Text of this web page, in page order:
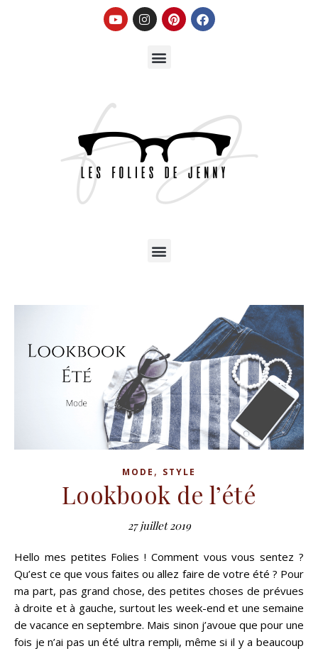
MODE , STYLE
Lookbook de l’été
27 juillet 2019
Hello mes petites Folies ! Comment vous vous sentez ?
Qu’est ce que vous faites ou allez faire de votre été ? Pour
ma part, pas grand chose, des petites choses de prévues
à droite et à gauche, surtout les week-end et une semaine
de vacance en septembre. Mais sinon j’avoue que pour une
fois je n’ai pas un été ultra rempli, même si il y a beaucoup